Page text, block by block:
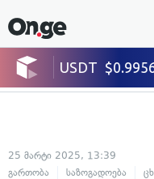
25 მარტი 2025, 13:39
გართობა
საზოგადოება